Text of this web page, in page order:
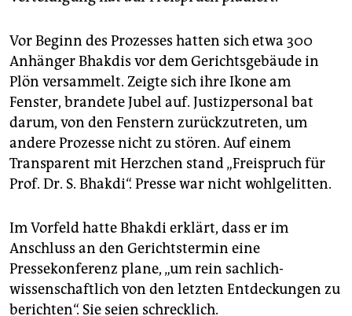
Vor Beginn des Prozesses hatten sich etwa 300
Anhänger Bhakdis vor dem Gerichtsgebäude in
Plön versammelt. Zeigte sich ihre Ikone am
Fenster, brandete Jubel auf. Justizpersonal bat
darum, von den Fenstern zurückzutreten, um
andere Prozesse nicht zu stören. Auf einem
Transparent mit Herzchen stand „Freispruch für
Prof. Dr. S. Bhakdi“. Presse war nicht wohlgelitten.
Im Vorfeld hatte Bhakdi erklärt, dass er im
Anschluss an den Gerichtstermin eine
Pressekonferenz plane, „um rein sachlich-
wissenschaftlich von den letzten Entdeckungen zu
berichten“. Sie seien schrecklich.